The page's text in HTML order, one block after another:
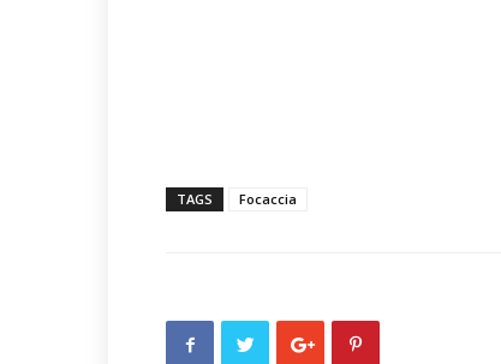
TAGS Focaccia